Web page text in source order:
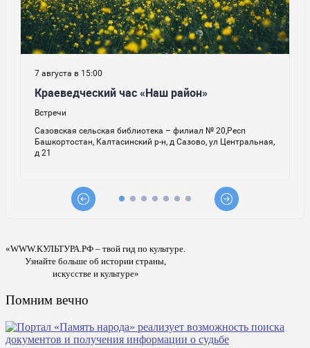
«WWW.КУЛЬТУРА.РФ – твой гид по культуре.
Узнайте больше об истории страны,
искусстве и культуре»
Помним вечно